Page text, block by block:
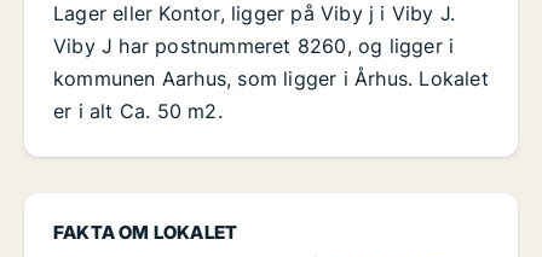
FAKTA OM LOKALET
Lager eller Kontor, ligger på Viby j i Viby J.
Viby J har postnummeret 8260, og ligger i
kommunen Aarhus, som ligger i Århus. Lokalet
er i alt Ca. 50 m2.